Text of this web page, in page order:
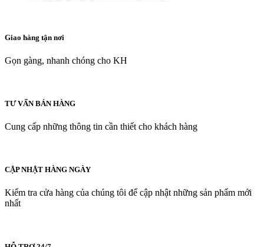
Giao hàng tận nơi
Gọn gàng, nhanh chóng cho KH
TƯ VẤN BÁN HÀNG
Cung cấp những thông tin cần thiết cho khách hàng
CẬP NHẬT HÀNG NGÀY
Kiểm tra cửa hàng của chúng tôi để cập nhật những sản phẩm mới
nhất